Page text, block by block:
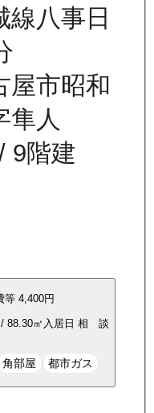
線八事日
屋市昭和
隼人
9階建
等 4,400円
/88.30㎡ 入居日相 談
角部屋 都市ガス